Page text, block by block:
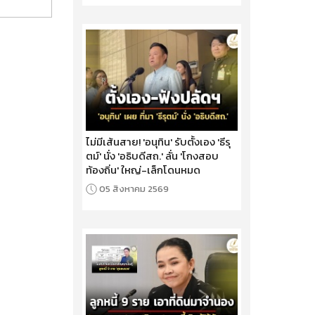
ไม่มีเส้นสาย! 'อนุทิน' รับตั้งเอง 'ธีรุ
ตม์' นั่ง 'อธิบดีสถ.' ลั่น 'โกงสอบ
ท้องถิ่น' ใหญ่-เล็กโดนหมด
05 สิงหาคม 2569